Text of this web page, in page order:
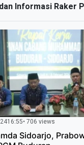
Informasi Raker
16:55• 706 views
Sidoarjo,